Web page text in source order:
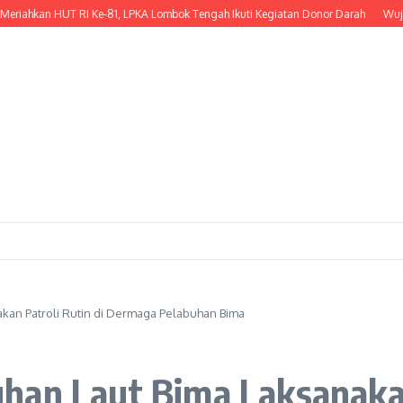
HUT RI Ke-81, LPKA Lombok Tengah Ikuti Kegiatan Donor Darah Wujud
Patroli Rutin di Dermaga Pelabuhan Bima
Laut Bima